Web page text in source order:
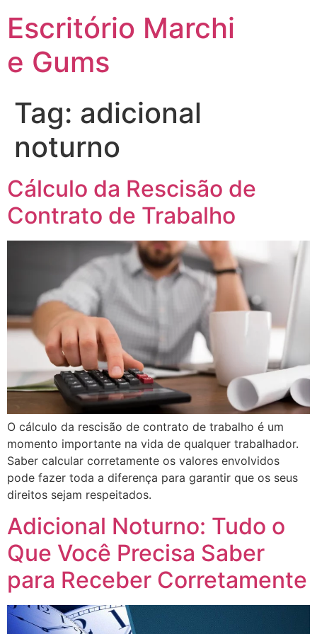
Escritório Marchi
e Gums
Tag: adicional
noturno
Cálculo da Rescisão de
Contrato de Trabalho
O cálculo da rescisão de contrato de trabalho é um
momento importante na vida de qualquer trabalhador.
Saber calcular corretamente os valores envolvidos
pode fazer toda a diferença para garantir que os seus
direitos sejam respeitados.
Adicional Noturno: Tudo o
Que Você Precisa Saber
para Receber Corretamente